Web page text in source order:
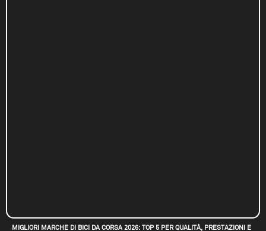
MIGLIORI MARCHE DI BICI DA CORSA 2026: TOP 5 PER QUALITÀ, PRESTAZIONI E